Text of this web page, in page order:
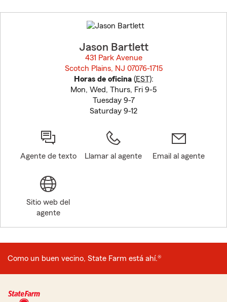
to
before
Jason Bartlett
431 Park Avenue
Scotch Plains, NJ 07076-1715
Horas de oficina(EST):
Mon, Wed, Thurs, Fri 9-5
Tuesday 9-7
Saturday 9-12
Agente de texto Llamar al agente Email al agente
Sitio web del
agente
Como un buen vecino, State Farm está ahí.®